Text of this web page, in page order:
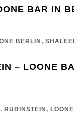
BAR IN
BERLIN ,
– LOONE
RUBINSTEIN ,